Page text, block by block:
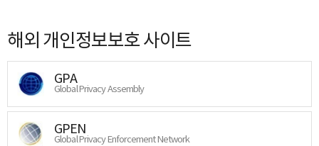
해외 개인정보보호 사이트
GPA
Global Privacy Assembly
GPEN
Global Privacy Enforcement Network